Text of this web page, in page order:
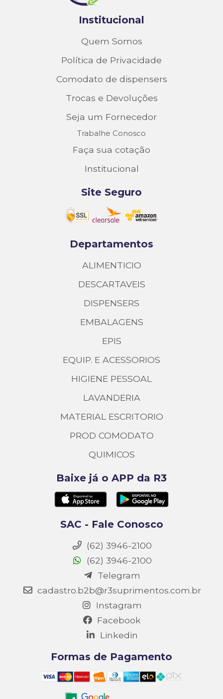
Institucional
Quem Somos
Política de Privacidade
Comodato de dispensers
Trocas e Devoluções
Seja um Fornecedor
Trabalhe Conosco
Faça sua cotação
Institucional
Site Seguro
Departamentos
ALIMENTICIO
DESCARTAVEIS
DISPENSERS
EMBALAGENS
EPIS
EQUIP. E ACESSORIOS
HIGIENE PESSOAL
LAVANDERIA
MATERIAL ESCRITORIO
PROD COMODATO
QUIMICOS
Baixe já o APP da R3
SAC - Fale Conosco
(62) 3946-2100
(62) 3946-2100
Telegram
cadastro.b2b@r3suprimentos.com.br
Instagram
Facebook
Linkedin
Formas de Pagamento